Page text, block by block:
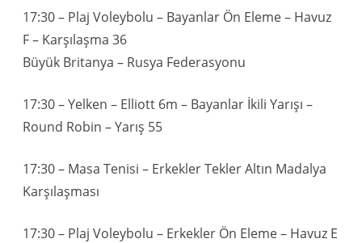
17:30 – Plaj Voleybolu – Bayanlar Ön Eleme – Havuz
F – Karşılaşma 36
Büyük Britanya – Rusya Federasyonu
17:30 – Yelken – Elliott 6m – Bayanlar İkili Yarışı –
Round Robin – Yarış 55
17:30 – Masa Tenisi – Erkekler Tekler Altın Madalya
Karşılaşması
17:30 – Plaj Voleybolu – Erkekler Ön Eleme – Havuz E